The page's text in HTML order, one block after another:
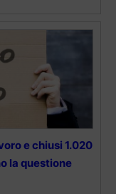
e chiusi 1.020
la questione